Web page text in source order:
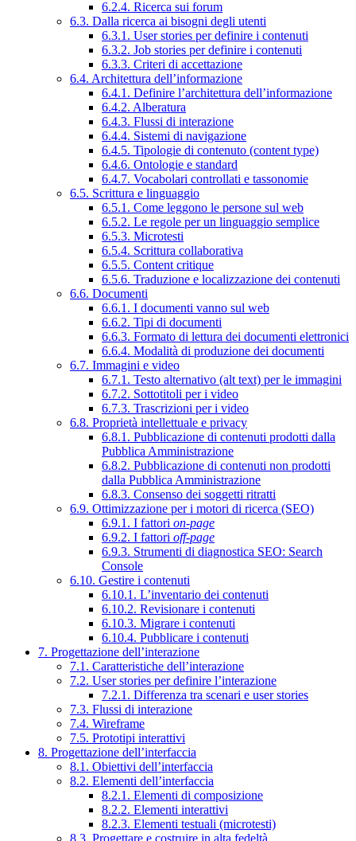
6.2.4. Ricerca sui forum
6.3. Dalla ricerca ai bisogni degli utenti
6.3.1. User stories per definire i contenuti
6.3.2. Job stories per definire i contenuti
6.3.3. Criteri di accettazione
6.4. Architettura dell’informazione
6.4.1. Definire l’architettura dell’informazione
6.4.2. Alberatura
6.4.3. Flussi di interazione
6.4.4. Sistemi di navigazione
6.4.5. Tipologie di contenuto (content type)
6.4.6. Ontologie e standard
6.4.7. Vocabolari controllati e tassonomie
6.5. Scrittura e linguaggio
6.5.1. Come leggono le persone sul web
6.5.2. Le regole per un linguaggio semplice
6.5.3. Microtesti
6.5.4. Scrittura collaborativa
6.5.5. Content critique
6.5.6. Traduzione e localizzazione dei contenuti
6.6. Documenti
6.6.1. I documenti vanno sul web
6.6.2. Tipi di documenti
6.6.3. Formato di lettura dei documenti elettronici
6.6.4. Modalità di produzione dei documenti
6.7. Immagini e video
6.7.1. Testo alternativo (alt text) per le immagini
6.7.2. Sottotitoli per i video
6.7.3. Trascrizioni per i video
6.8. Proprietà intellettuale e privacy
6.8.1. Pubblicazione di contenuti prodotti dalla
Pubblica Amministrazione
6.8.2. Pubblicazione di contenuti non prodotti
dalla Pubblica Amministrazione
6.8.3. Consenso dei soggetti ritratti
6.9. Ottimizzazione per i motori di ricerca (SEO)
6.9.1. I fattori on-page
6.9.2. I fattori off-page
6.9.3. Strumenti di diagnostica SEO: Search
Console
6.10. Gestire i contenuti
6.10.1. L’inventario dei contenuti
6.10.2. Revisionare i contenuti
6.10.3. Migrare i contenuti
6.10.4. Pubblicare i contenuti
7. Progettazione dell’interazione
7.1. Caratteristiche dell’interazione
7.2. User stories per definire l’interazione
7.2.1. Differenza tra scenari e user stories
7.3. Flussi di interazione
7.4. Wireframe
7.5. Prototipi interattivi
8. Progettazione dell’interfaccia
8.1. Obiettivi dell’interfaccia
8.2. Elementi dell’interfaccia
8.2.1. Elementi di composizione
8.2.2. Elementi interattivi
8.2.3. Elementi testuali (microtesti)
8.3. Progettare e costruire in alta fedeltà